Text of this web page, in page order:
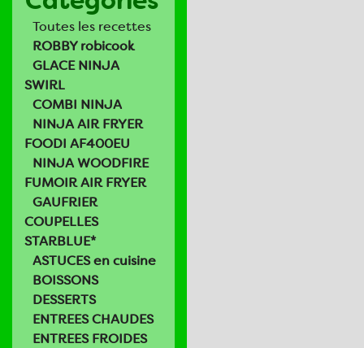
Toutes les recettes
ROBBY robicook
GLACE NINJA
SWIRL
COMBI NINJA
NINJA AIR FRYER
FOODI AF400EU
NINJA WOODFIRE
FUMOIR AIR FRYER
GAUFRIER
COUPELLES
STARBLUE*
ASTUCES en cuisine
BOISSONS
DESSERTS
ENTREES CHAUDES
ENTREES FROIDES